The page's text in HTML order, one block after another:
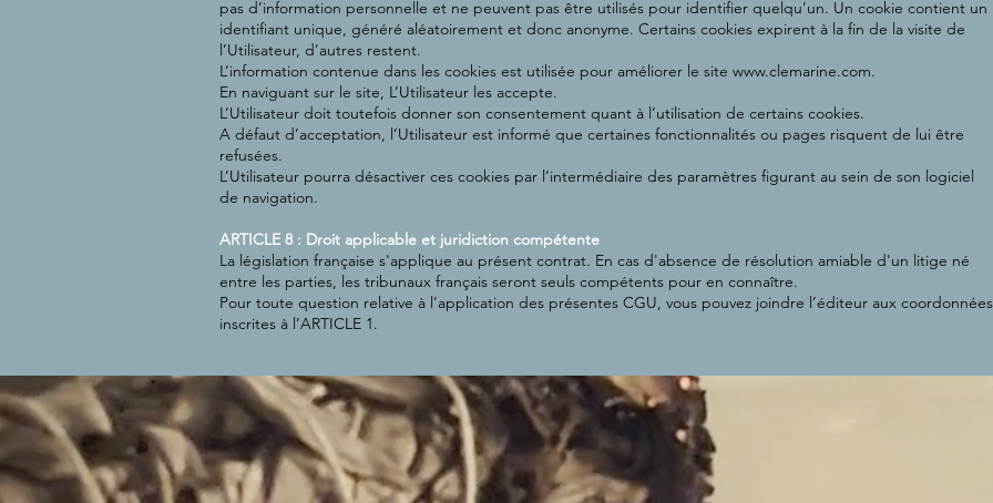
pas d’information personnelle et ne peuvent pas être utilisés pour identifier quelqu’un. Un cookie contient un
identifiant unique, généré aléatoirement et donc anonyme. Certains cookies expirent à la fin de la visite de
l’Utilisateur, d’autres restent.
L’information contenue dans les cookies est utilisée pour améliorer le site www.clemarine.com.
En naviguant sur le site, L’Utilisateur les accepte.
L’Utilisateur doit toutefois donner son consentement quant à l’utilisation de certains cookies.
A défaut d’acceptation, l’Utilisateur est informé que certaines fonctionnalités ou pages risquent de lui être
refusées.
L’Utilisateur pourra désactiver ces cookies par l’intermédiaire des paramètres figurant au sein de son logiciel
de navigation.
ARTICLE 8 : Droit applicable et juridiction compétente
La législation française s'applique au présent contrat. En cas d'absence de résolution amiable d'un litige né
entre les parties, les tribunaux français seront seuls compétents pour en connaître.
Pour toute question relative à l’application des présentes CGU, vous pouvez joindre l’éditeur aux coordonnées
inscrites à l’ARTICLE 1.